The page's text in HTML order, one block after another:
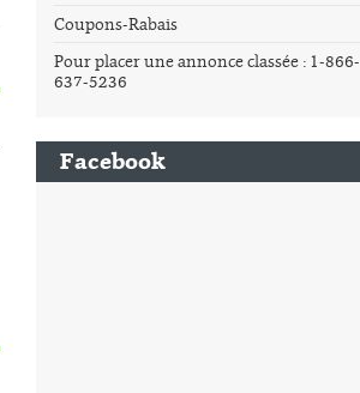
Coupons-Rabais
Pour placer une annonce classée : 1-866-
637-5236
Facebook